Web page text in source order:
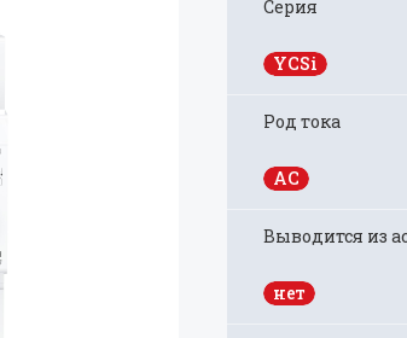
Серия
YCSi
Род тока
AC
Выводится из
нет